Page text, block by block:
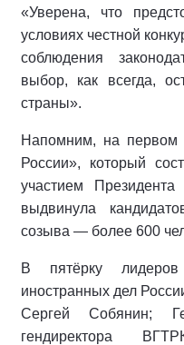
«Уверена, что
условиях честной
соблюдения
выбор, как всегда,
страны».
Напомним, на первом
России», который
участием
выдвинула
созыва — более 600
В пятёрку
иностранных дел
Сергей Собянин;
гендиректора